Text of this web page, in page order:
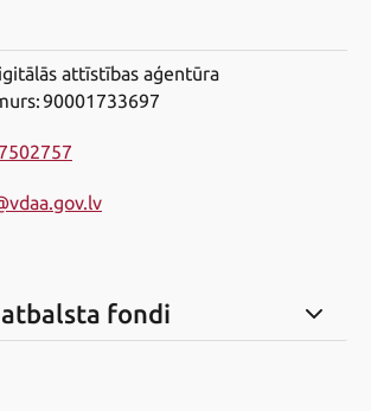
attīstības aģentūra
90001733697
fondi